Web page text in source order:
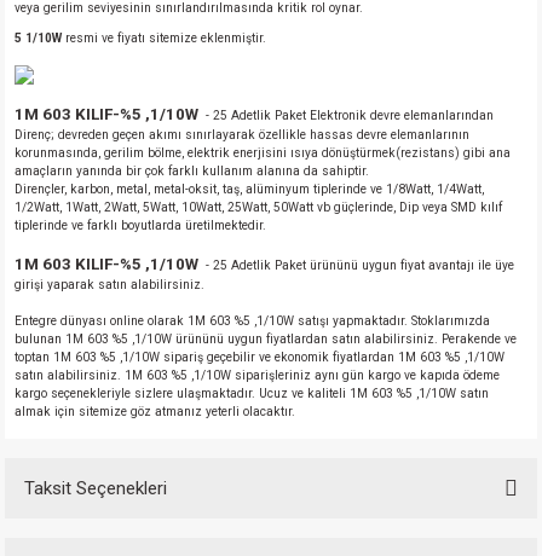
veya gerilim seviyesinin sınırlandırılmasında kritik rol oynar.
5 1/10Wresmi ve fiyatı sitemize eklenmiştir.
1M 603 KILIF-%5 ,1/10W - 25 Adetlik Paket Elektronik devre elemanlarından
Direnç; devreden geçen akımı sınırlayarak özellikle hassas devre elemanlarının
korunmasında, gerilim bölme, elektrik enerjisini ısıya dönüştürmek(rezistans) gibi ana
amaçların yanında bir çok farklı kullanım alanına da sahiptir.
Dirençler, karbon, metal, metal-oksit, taş, alüminyum tiplerinde ve 1/8Watt, 1/4Watt,
1/2Watt, 1Watt, 2Watt, 5Watt, 10Watt, 25Watt, 50Watt vb güçlerinde, Dip veya SMD kılıf
tiplerinde ve farklı boyutlarda üretilmektedir.
1M 603 KILIF-%5 ,1/10W - 25 Adetlik Paket ürününü uygun fiyat avantajı ile üye
girişi yaparak satın alabilirsiniz.
Entegre dünyası online olarak 1M 603 %5 ,1/10W satışı yapmaktadır. Stoklarımızda
bulunan 1M 603 %5 ,1/10W ürününü uygun fiyatlardan satın alabilirsiniz. Perakende ve
toptan 1M 603 %5 ,1/10W sipariş geçebilir ve ekonomik fiyatlardan 1M 603 %5 ,1/10W
satın alabilirsiniz. 1M 603 %5 ,1/10W siparişleriniz aynı gün kargo ve kapıda ödeme
kargo seçenekleriyle sizlere ulaşmaktadır. Ucuz ve kaliteli 1M 603 %5 ,1/10W satın
almak için sitemize göz atmanız yeterli olacaktır.
Taksit Seçenekleri